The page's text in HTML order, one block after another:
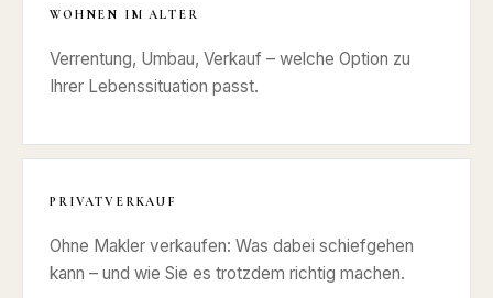
WOHNEN IM ALTER
Verrentung, Umbau, Verkauf – welche Option zu
Ihrer Lebenssituation passt.
PRIVATVERKAUF
Ohne Makler verkaufen: Was dabei schiefgehen
kann – und wie Sie es trotzdem richtig machen.